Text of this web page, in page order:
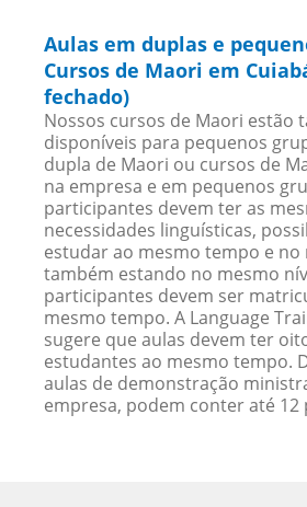
Aulas em duplas e
Cursos de Maori em
fechado)
Nossos cursos de Maori estão
disponíveis para pequenos
dupla de Maori ou cursos de
na empresa e em pequenos
participantes devem ter as
necessidades linguísticas,
estudar ao mesmo tempo e no
também estando no mesmo
participantes devem ser
mesmo tempo. A Language
sugere que aulas devem ter
estudantes ao mesmo tempo.
aulas de demonstração
empresa, podem conter até 12